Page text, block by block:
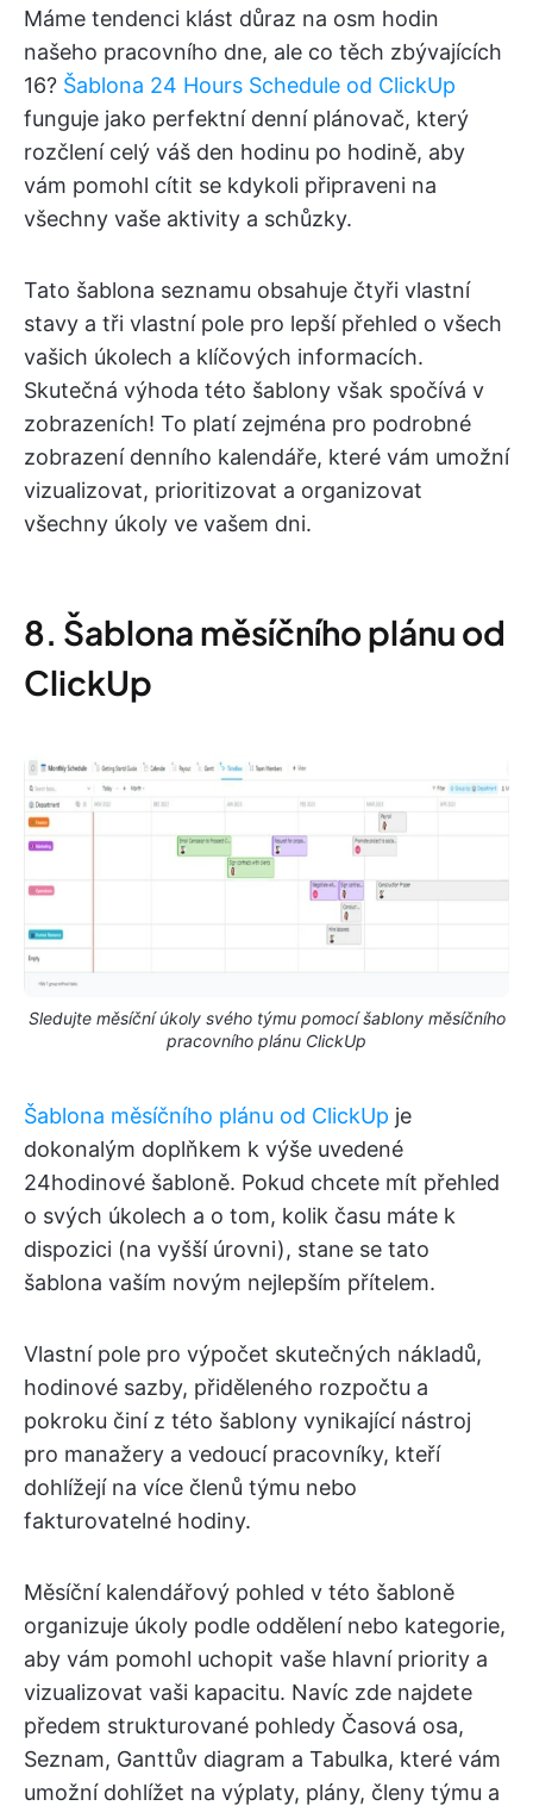
Máme tendenci klást důraz na osm hodin
našeho pracovního dne, ale co těch zbývajících
16? Šablona 24 Hours Schedule od ClickUp
funguje jako perfektní denní plánovač, který
rozčlení celý váš den hodinu po hodině, aby
vám pomohl cítit se kdykoli připraveni na
všechny vaše aktivity a schůzky.
Tato šablona seznamu obsahuje čtyři vlastní
stavy a tři vlastní pole pro lepší přehled o všech
vašich úkolech a klíčových informacích.
Skutečná výhoda této šablony však spočívá v
zobrazeních! To platí zejména pro podrobné
zobrazení denního kalendáře, které vám umožní
vizualizovat, prioritizovat a organizovat
všechny úkoly ve vašem dni.
8. Šablona měsíčního plánu od
ClickUp
Sledujte měsíční úkoly svého týmu pomocí šablony měsíčního
pracovního plánu ClickUp
Šablona měsíčního plánu od ClickUp je
dokonalým doplňkem k výše uvedené
24hodinové šabloně. Pokud chcete mít přehled
o svých úkolech a o tom, kolik času máte k
dispozici (na vyšší úrovni), stane se tato
šablona vaším novým nejlepším přítelem.
Vlastní pole pro výpočet skutečných nákladů,
hodinové sazby, přiděleného rozpočtu a
pokroku činí z této šablony vynikající nástroj
pro manažery a vedoucí pracovníky, kteří
dohlížejí na více členů týmu nebo
fakturovatelné hodiny.
Měsíční kalendářový pohled v této šabloně
organizuje úkoly podle oddělení nebo kategorie,
aby vám pomohl uchopit vaše hlavní priority a
vizualizovat vaši kapacitu. Navíc zde najdete
předem strukturované pohledy Časová osa,
Seznam, Ganttův diagram a Tabulka, které vám
umožní dohlížet na výplaty, plány, členy týmu a